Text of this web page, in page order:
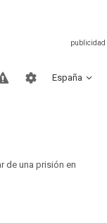
España
de una prisión en